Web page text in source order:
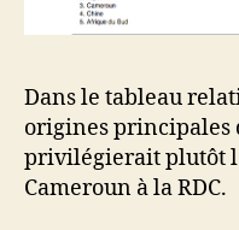
Dans le tableau
origines principales
privilégierait plutôt
Cameroun à la RDC.